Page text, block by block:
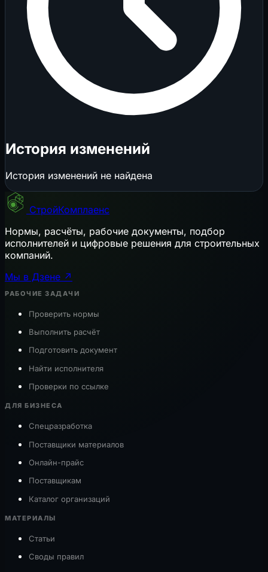
История изменений
История изменений не найдена
СтройКомплаенс
Нормы, расчёты, рабочие документы, подбор
исполнителей и цифровые решения для строительных
компаний.
Мы в Дзене ↗
РАБОЧИЕ ЗАДАЧИ
Проверить нормы
Выполнить расчёт
Подготовить документ
Найти исполнителя
Проверки по ссылке
ДЛЯ БИЗНЕСА
Спецразработка
Поставщики материалов
Онлайн-прайс
Поставщикам
Каталог организаций
МАТЕРИАЛЫ
Статьи
Своды правил